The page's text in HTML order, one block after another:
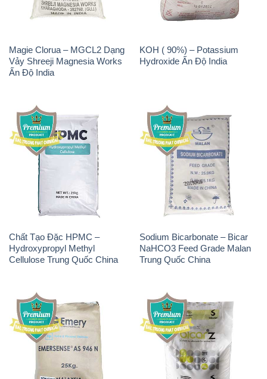
Magie Clorua – MGCL2 Dạng
Vảy Shreeji Magnesia Works
Ấn Độ India
KOH ( 90%) – Potassium
Hydroxide Ấn Độ India
Chất Tạo Đặc HPMC –
Hydroxypropyl Methyl
Cellulose Trung Quốc China
Sodium Bicarbonate – Bicar
NaHCO3 Feed Grade Malan
Trung Quốc China